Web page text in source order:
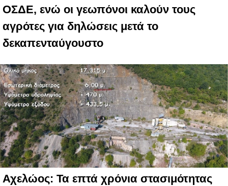
ΟΣΔΕ, ενώ οι γεωπόνοι καλούν τους
αγρότες για δηλώσεις μετά το
δεκαπενταύγουστο
Αχελώος: Τα επτά χρόνια στασιμότητας